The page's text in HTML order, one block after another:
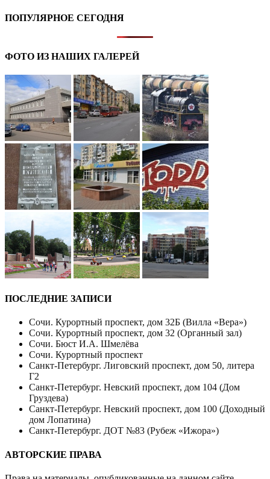
ПОПУЛЯРНОЕ СЕГОДНЯ
ФОТО ИЗ НАШИХ ГАЛЕРЕЙ
ПОСЛЕДНИЕ ЗАПИСИ
Сочи. Курортный проспект, дом 32Б (Вилла «Вера»)
Сочи. Курортный проспект, дом 32 (Органный зал)
Сочи. Бюст И.А. Шмелёва
Сочи. Курортный проспект
Санкт-Петербург. Лиговский проспект, дом 50, литера
Г2
Санкт-Петербург. Невский проспект, дом 104 (Дом
Груздева)
Санкт-Петербург. Невский проспект, дом 100 (Доходный
дом Лопатина)
Санкт-Петербург. ДОТ №83 (Рубеж «Ижора»)
АВТОРСКИЕ ПРАВА